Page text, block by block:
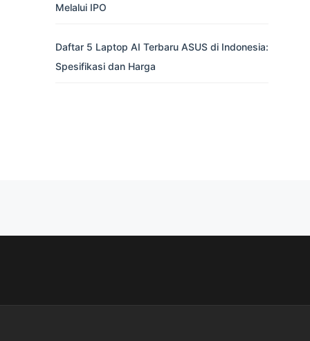
Melalui IPO
Daftar 5 Laptop AI Terbaru ASUS di Indonesia:
Spesifikasi dan Harga